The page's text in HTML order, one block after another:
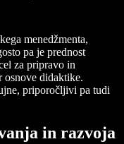
menedžmenta,
pa je prednost
za pripravo in
osnove didaktike.
priporočljivi pa tudi
in razvoja